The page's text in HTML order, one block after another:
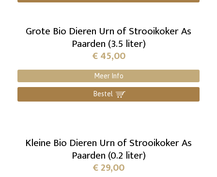
Grote Bio Dieren Urn of Strooikoker As
Paarden (3.5 liter)
€45,00
Meer Info
Bestel ]
Kleine Bio Dieren Urn of Strooikoker As
Paarden (0.2 liter)
€29,00